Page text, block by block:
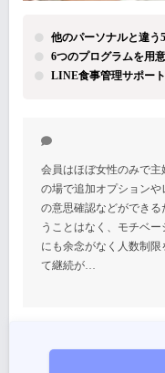
他のパーソナルと違う
6つのプログラムを用
LINE食事管理サポー
会員はほぼ女性のみで
の場で追加オプション
の意思確認などができ
うことはなく、モチベ
にも余念がなく人数制
て継続が…